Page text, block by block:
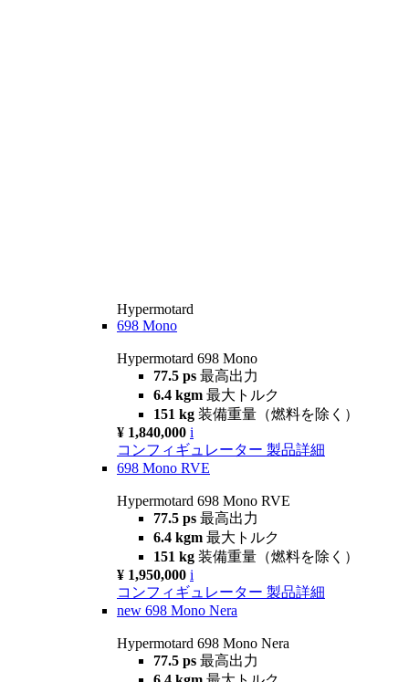
Hypermotard
698 Mono
Hypermotard 698 Mono
77.5 ps 最高出力
6.4 kgm 最大トルク
151 kg 装備重量（燃料を除く）
¥ 1,840,000 i
コンフィギュレーター 製品詳細
698 Mono RVE
Hypermotard 698 Mono RVE
77.5 ps 最高出力
6.4 kgm 最大トルク
151 kg 装備重量（燃料を除く）
¥ 1,950,000 i
コンフィギュレーター 製品詳細
new 698 Mono Nera
Hypermotard 698 Mono Nera
77.5 ps 最高出力